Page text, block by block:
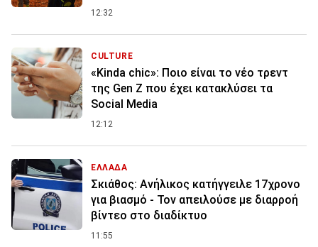
12:32
CULTURE
«Kinda chic»: Ποιο είναι το νέο τρεντ
της Gen Z που έχει κατακλύσει τα
Social Media
12:12
ΕΛΛΑΔΑ
Σκιάθος: Ανήλικος κατήγγειλε 17χρονο
για βιασμό - Τον απειλούσε με διαρροή
βίντεο στο διαδίκτυο
11:55